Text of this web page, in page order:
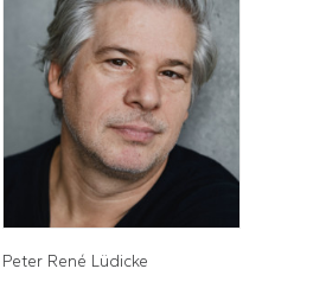
Peter René Lüdicke